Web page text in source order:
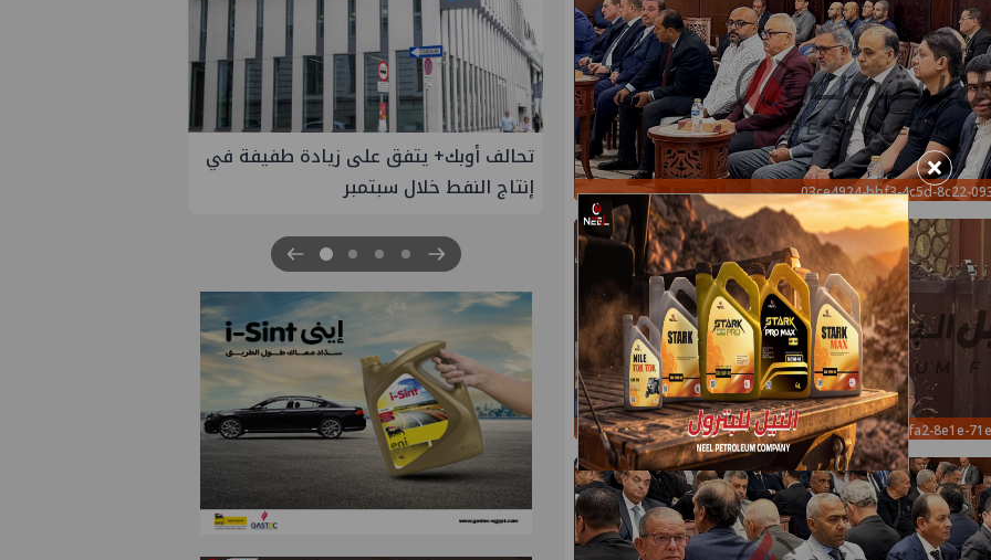
03ce4924-bbf3-4c5d-8c22-
bf6b52fd-c007-4fa2-8e1e-
تحالف أوبك+ يتفق على زيادة طفيفة في
إنتاج النفط خلال سبتمبر
إسدال الستار على النسخة الثانية من
"منتدى مصر للطاقة والصناعة 2026" بنجاح
×